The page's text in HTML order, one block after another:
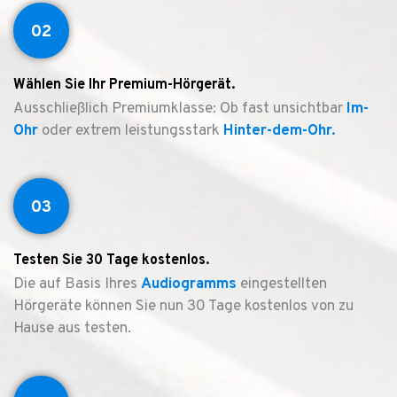
02
Wählen Sie Ihr Premium-Hörgerät.
Ausschließlich Premiumklasse: Ob fast unsichtbar Im-
Ohr oder extrem leistungsstark Hinter-dem-Ohr.
03
Testen Sie 30 Tage kostenlos.
Die auf Basis Ihres Audiogramms eingestellten
Hörgeräte können Sie nun 30 Tage kostenlos von zu
Hause aus testen.